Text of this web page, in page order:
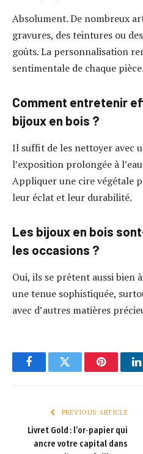
Absolument. De nombreux
gravures, des teintures ou
goûts. La personnalisation
sentimentale de chaque pièce.
Comment entretenir
bijoux en bois ?
Il suffit de les nettoyer avec
l’exposition prolongée à
Appliquer une cire végétale
leur éclat et leur durabilité.
Les bijoux en bois
les occasions ?
Oui, ils se prêtent aussi bien
une tenue sophistiquée,
avec d’autres matières
FacebookTwitter Pinterest
PREVIOUS ARTICLE
Livret Gold : l’or‑papier qui
ancre votre capital dans